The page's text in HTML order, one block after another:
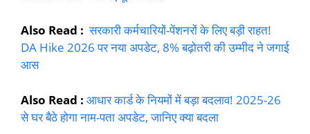
Also Read : सरकारी कर्मचारियों-पेंशनरों के लिए बड़ी राहत!
DA Hike 2026 पर नया अपडेट, 8% बढ़ोतरी की उम्मीद ने जगाई
आस
Also Read : आधार कार्ड के नियमों में बड़ा बदलाव! 2025-26
से घर बैठे होगा नाम-पता अपडेट, जानिए क्या बदला